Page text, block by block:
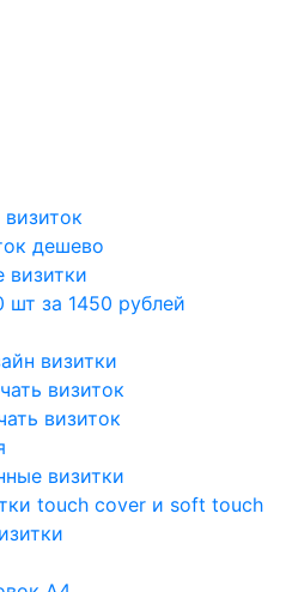
дешево
визитки
шт за 1450 рублей
визитки
визиток
визиток
визитки
touch cover и soft touch